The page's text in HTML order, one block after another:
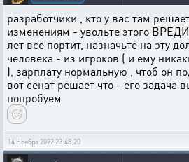
разработчики , кто у вас там
изменениям - увольте этого
лет все портит, назначьте на эту
человека - из игроков ( и ему
), зарплату нормальную , чтоб он
вот сенат решает что - его задача
попробуем
14 Ноября 2022 23:48:20